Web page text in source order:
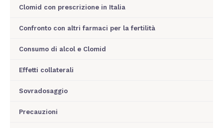
Clomid con prescrizione in Italia
Confronto con altri farmaci per la fertilità
Consumo di alcol e Clomid
Effetti collaterali
Sovradosaggio
Precauzioni